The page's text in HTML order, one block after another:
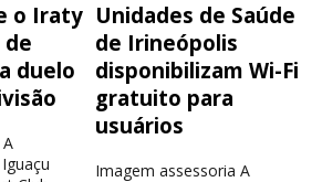
o Iraty
de
duelo
Unidades de Saúde
de Irineópolis
disponibilizam Wi-Fi
gratuito para
usuários
Imagem assessoria A